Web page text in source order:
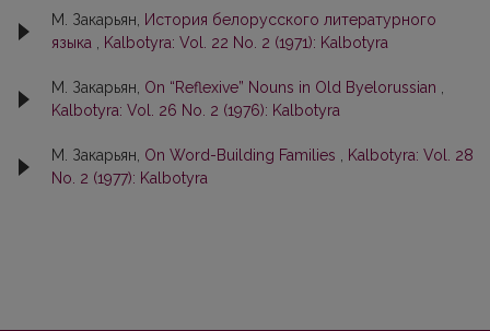
М. Закарьян,
История белорусского литературного
языка
Kalbotyra: Vol. 22 No. 2 (1971): Kalbotyra
М. Закарьян, On “Reflexive” Nouns in Old Byelorussian
Kalbotyra: Vol. 26 No. 2 (1976): Kalbotyra
М. Закарьян, On Word-Building Families
Kalbotyra: Vol. 28
No. 2 (1977): Kalbotyra